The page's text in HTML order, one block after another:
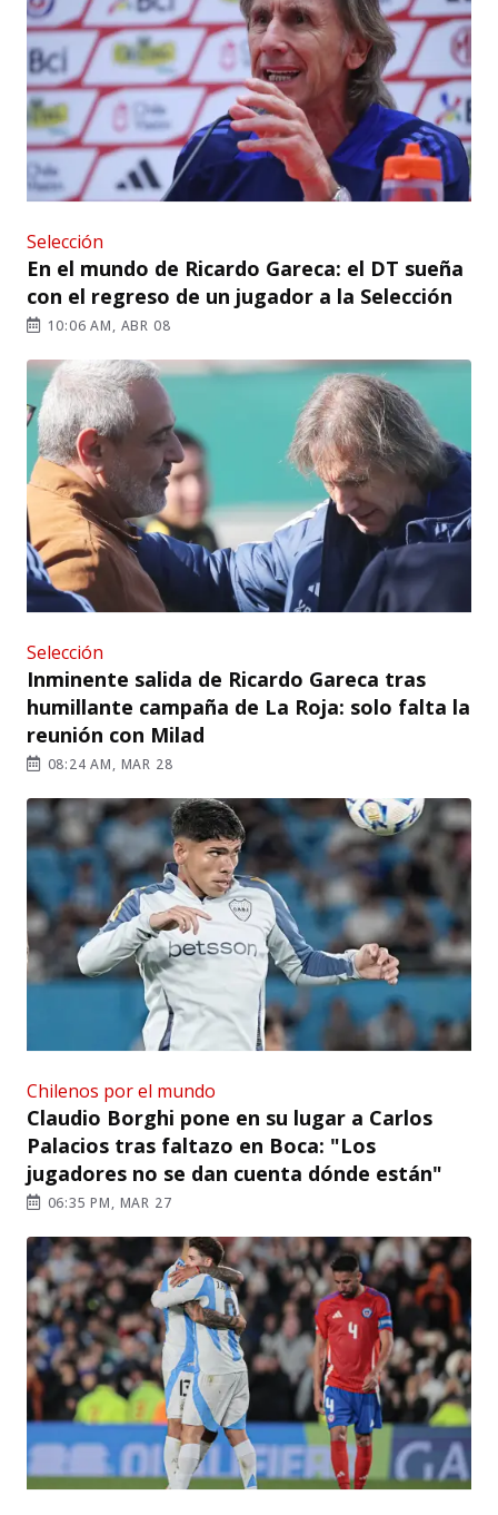
Selección
En el mundo de Ricardo Gareca: el DT sueña
con el regreso de un jugador a la Selección
10:06 AM, ABR 08
Selección
Inminente salida de Ricardo Gareca tras
humillante campaña de La Roja: solo falta la
reunión con Milad
08:24 AM, MAR 28
Chilenos por el mundo
Claudio Borghi pone en su lugar a Carlos
Palacios tras faltazo en Boca: "Los
jugadores no se dan cuenta dónde están"
06:35 PM, MAR 27